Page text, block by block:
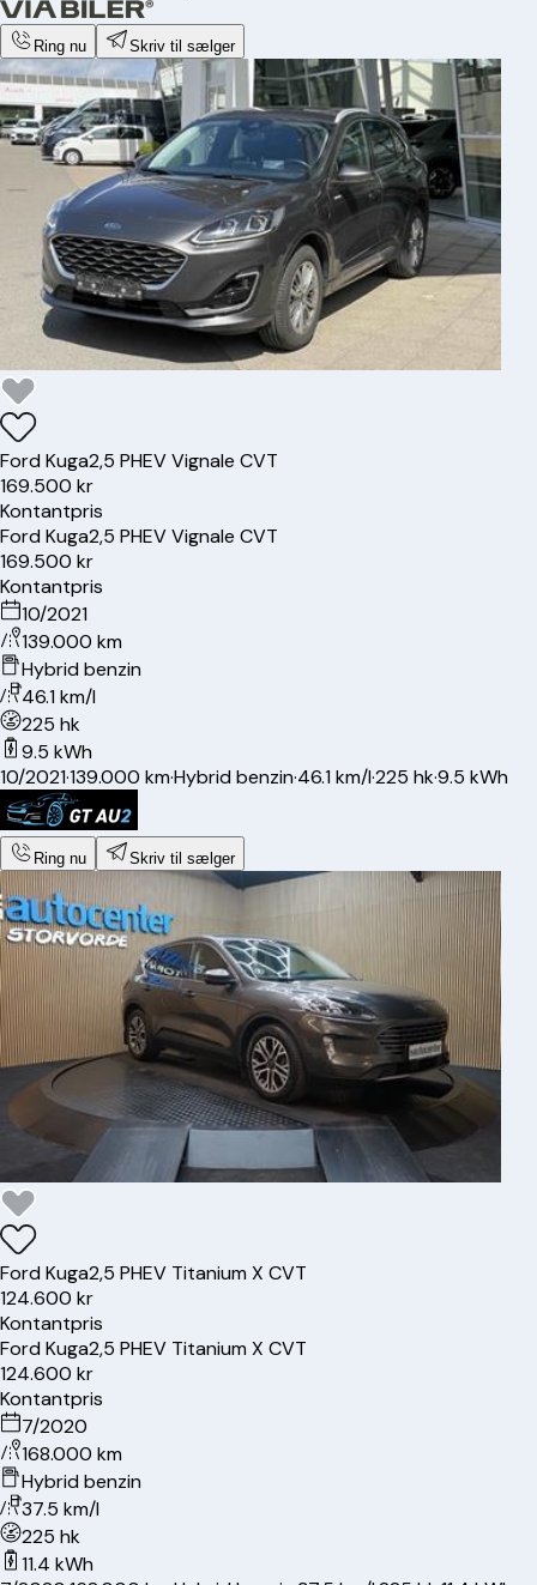
Ring nu Skriv til sælger
FordKuga2,5 PHEV Vignale CVT
169.500 kr
Kontantpris
FordKuga2,5 PHEV Vignale CVT
169.500 kr
Kontantpris
10/2021
139.000 km
Hybrid benzin
46.1 km/l
225 hk
9.5 kWh
10/2021·139.000 km·Hybrid benzin·46.1 km/l·225 hk·9.5 kWh
Ring nu Skriv til sælger
FordKuga2,5 PHEV Titanium X CVT
124.600 kr
Kontantpris
FordKuga2,5 PHEV Titanium X CVT
124.600 kr
Kontantpris
7/2020
168.000 km
Hybrid benzin
37.5 km/l
225 hk
11.4 kWh